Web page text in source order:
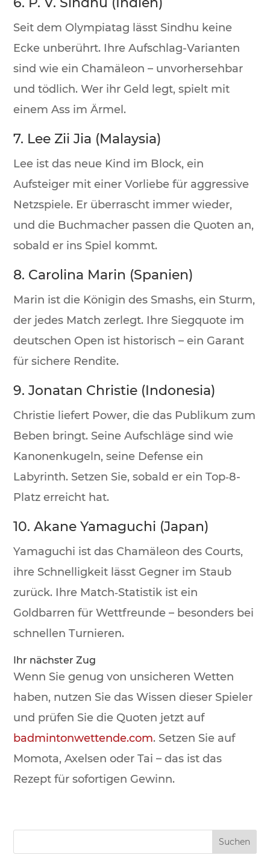
Seit dem Olympiatag lässt Sindhu keine
Ecke unberührt. Ihre Aufschlag-Varianten
sind wie ein Chamäleon – unvorhersehbar
und tödlich. Wer ihr Geld legt, spielt mit
einem Ass im Ärmel.
7. Lee Zii Jia (Malaysia)
Lee ist das neue Kind im Block, ein
Aufsteiger mit einer Vorliebe für aggressive
Netzspiele. Er überrascht immer wieder,
und die Buchmacher passen die Quoten an,
sobald er ins Spiel kommt.
8. Carolina Marin (Spanien)
Marin ist die Königin des Smashs, ein Sturm,
der jedes Match zerlegt. Ihre Siegquote im
deutschen Open ist historisch – ein Garant
für sichere Rendite.
9. Jonatan Christie (Indonesia)
Christie liefert Power, die das Publikum zum
Beben bringt. Seine Aufschläge sind wie
Kanonenkugeln, seine Defense ein
Labyrinth. Setzen Sie, sobald er ein Top‑8-
Platz erreicht hat.
10. Akane Yamaguchi (Japan)
Yamaguchi ist das Chamäleon des Courts,
ihre Schnelligkeit lässt Gegner im Staub
zurück. Ihre Match‑Statistik ist ein
Goldbarren für Wettfreunde – besonders bei
schnellen Turnieren.
Ihr nächster Zug
Wenn Sie genug von unsicheren Wetten
haben, nutzen Sie das Wissen dieser Spieler
und prüfen Sie die Quoten jetzt auf
badmintonwettende.com. Setzen Sie auf
Momota, Axelsen oder Tai – das ist das
Rezept für sofortigen Gewinn.